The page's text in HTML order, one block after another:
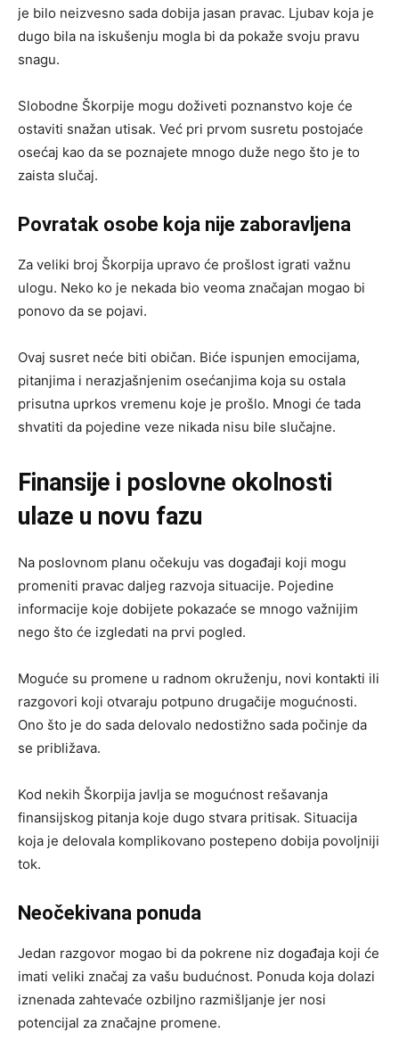
je bilo neizvesno sada dobija jasan pravac. Ljubav koja je
dugo bila na iskušenju mogla bi da pokaže svoju pravu
snagu.
Slobodne Škorpije mogu doživeti poznanstvo koje će
ostaviti snažan utisak. Već pri prvom susretu postojaće
osećaj kao da se poznajete mnogo duže nego što je to
zaista slučaj.
Povratak osobe koja nije zaboravljena
Za veliki broj Škorpija upravo će prošlost igrati važnu
ulogu. Neko ko je nekada bio veoma značajan mogao bi
ponovo da se pojavi.
Ovaj susret neće biti običan. Biće ispunjen emocijama,
pitanjima i nerazjašnjenim osećanjima koja su ostala
prisutna uprkos vremenu koje je prošlo. Mnogi će tada
shvatiti da pojedine veze nikada nisu bile slučajne.
Finansije i poslovne okolnosti
ulaze u novu fazu
Na poslovnom planu očekuju vas događaji koji mogu
promeniti pravac daljeg razvoja situacije. Pojedine
informacije koje dobijete pokazaće se mnogo važnijim
nego što će izgledati na prvi pogled.
Moguće su promene u radnom okruženju, novi kontakti ili
razgovori koji otvaraju potpuno drugačije mogućnosti.
Ono što je do sada delovalo nedostižno sada počinje da
se približava.
Kod nekih Škorpija javlja se mogućnost rešavanja
finansijskog pitanja koje dugo stvara pritisak. Situacija
koja je delovala komplikovano postepeno dobija povoljniji
tok.
Neočekivana ponuda
Jedan razgovor mogao bi da pokrene niz događaja koji će
imati veliki značaj za vašu budućnost. Ponuda koja dolazi
iznenada zahtevaće ozbiljno razmišljanje jer nosi
potencijal za značajne promene.